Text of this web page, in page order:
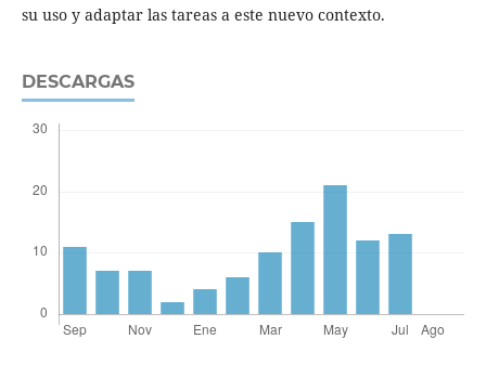
su uso y adaptar las tareas a este nuevo contexto.
DESCARGAS